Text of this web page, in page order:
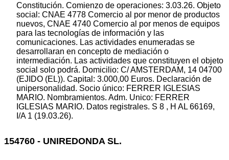
Constitución. Comienzo de operaciones: 3.03.26. Objeto
social: CNAE 4778 Comercio al por menor de productos
nuevos, CNAE 4740 Comercio al por menos de equipos
para las tecnologías de información y las
comunicaciones. Las actividades enumeradas se
desarrollaran en concepto de mediación o
intermediación. Las actividades que constituyen el objeto
social solo podrá. Domicilio: C/ AMSTERDAM, 14 04700
(EJIDO (EL)). Capital: 3.000,00 Euros. Declaración de
unipersonalidad. Socio único: FERRER IGLESIAS
MARIO. Nombramientos. Adm. Unico: FERRER
IGLESIAS MARIO. Datos registrales. S 8 , H AL 66169,
I/A 1 (19.03.26).
154760 - UNIREDONDA SL.